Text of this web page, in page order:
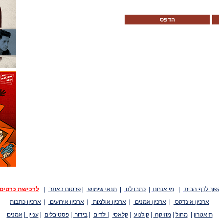
הדפס
לדף הבית מי אנחנו כתבו לנו תנאי שימוש פרסום באתר
לרכישת
ארכיון אינדקס
ארכיון אמנים ארכיון אולמות ארכיון אירועים
ארכיון כתבות
תיאטרון
|מחול |מוזיקה |קולנוע |קלאסי ילדים |בידור |פסטיבלים |עניין |אמנים